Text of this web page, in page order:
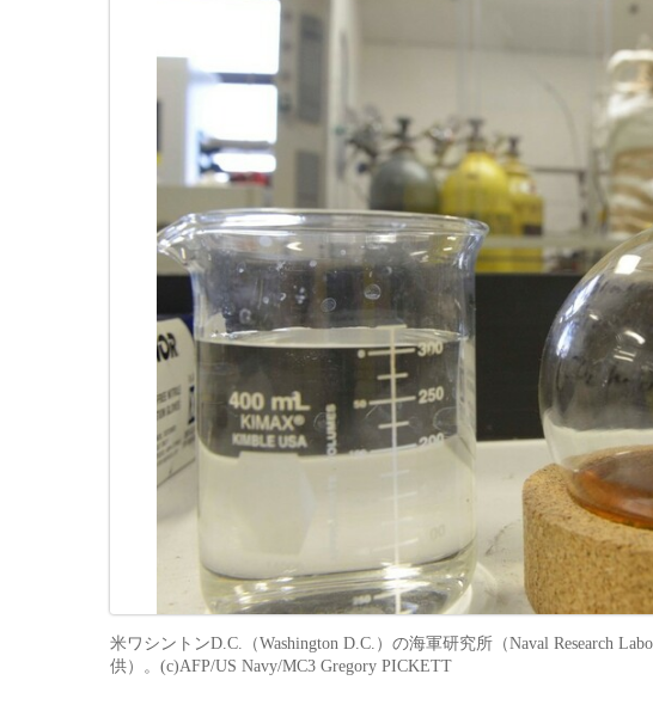
米ワシントンD.C.（Washington D.C.）の海軍研究所（Naval Research
供）。(c)AFP/US Navy/MC3 Gregory PICKETT